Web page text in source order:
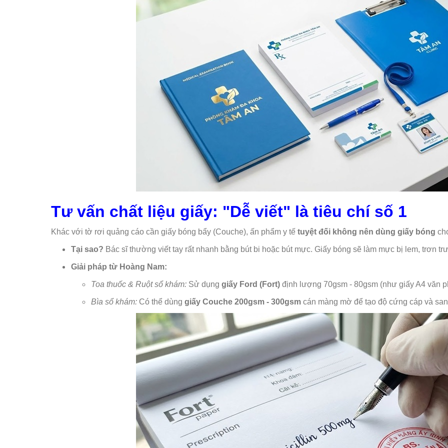
Tư vấn chất liệu giấy: "Dễ viết" là tiêu chí số 1
Khác với tờ rơi quảng cáo cần giấy bóng bẩy (Couche), ấn phẩm y tế tuyệt đối không nên dùng giấy bóng
Tại sao? Bác sĩ thường viết tay rất nhanh bằng bút bi hoặc bút mực. Giấy bóng sẽ làm mực bị lem, trơn
Giải pháp từ Hoàng Nam:
Toa thuốc & Ruột sổ khám: Sử dụng giấy Ford (Fort) định lượng 70gsm - 80gsm (như giấy A4 văn
Bìa sổ khám: Có thể dùng giấy Couche 200gsm - 300gsm cán màng mờ để tạo độ cứng cáp và